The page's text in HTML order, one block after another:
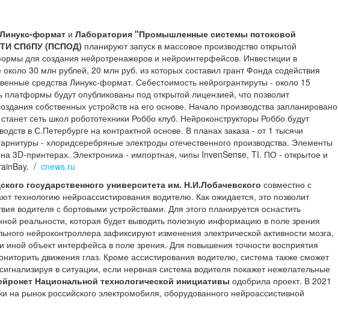
Линукс-формат и Лаборатория "Промышленные системы потоковой
СПбПУ (ПСПОД) планируют запуск в массовое производство открытой
для создания нейротренажеров и нейроинтерфейсов. Инвестиции в
30 млн рублей, 20 млн руб. из которых составил грант Фонда содействия
средства Линукс-формат. Себестоимость нейрогрантируты - около 15
будут опубликованы под открытой лицензией, что позволит
собственных устройств на его основе. Начало производства запланировано
сеть школ робототехники Роббо клуб. Нейроконструкторы Роббо будут
в С.Петербурге на контрактной основе. В планах заказа - от 1 тысячи
- хлоридсеребряные электроды отечественного производства. Элементы
3D-принтерах. Электроника - импортная, чипы InvenSense, TI. ПО - открытое и
/ cnews.ru
государственного университета им. Н.И.Лобачевского совместно с
технологию нейроассистирования водителю. Как ожидается, это позволит
водителя с бортовыми устройствами. Для этого планируется оснастить
реальности, которая будет выводить полезную информацию в поле зрения
нейроконтроллера зафиксируют изменения электрической активности мозга,
иной объект интерфейса в поле зрения. Для повышения точности восприятия
движения глаз. Кроме ассистирования водителю, система также сможет
в ситуации, если нервная система водителя покажет нежелательные
Национальной технологической инициативы одобрила проект. В 2021
на рынок российского электромобиля, оборудованного нейроассистивной